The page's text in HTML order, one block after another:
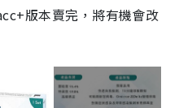
版本賣完，將有機會改